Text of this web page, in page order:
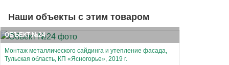
Наши объекты с этим товаром
ОБЪЕКТ №24
Монтаж металлического сайдинга и утепление фасада,
Тульская область, КП «Ясногорье», 2019 г.